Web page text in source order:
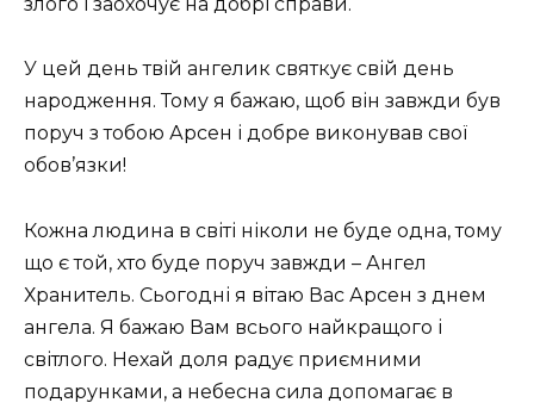
У цей день твій ангелик святкує свій день
народження. Тому я бажаю, щоб він завжди був
поруч з тобою Арсен і добре виконував свої
обов’язки!
Кожна людина в світі ніколи не буде одна, тому
що є той, хто буде поруч завжди – Ангел
Хранитель. Сьогодні я вітаю Вас Арсен з днем ​​
ангела. Я бажаю Вам всього найкращого і
світлого. Нехай доля радує приємними
подарунками, а небесна сила допомагає в